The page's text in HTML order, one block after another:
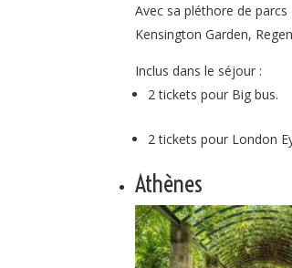
Avec sa pléthore de
Kensington Garden,
Inclus dans le séjour :
2 tickets pour Big bus.
2 tickets pour London
Athènes